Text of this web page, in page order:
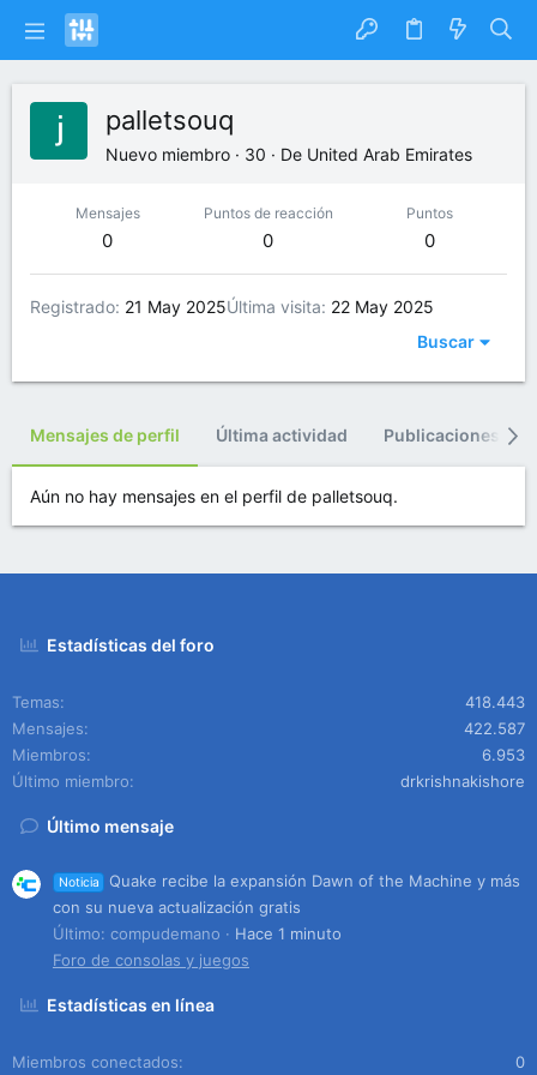
palletsouq
Nuevo miembro · 30 · De United Arab Emirates
Mensajes
0
Puntos de reacción
0
Puntos
0
Registrado 21 May 2025Última visita 22 May 2025
Buscar
Mensajes de perfil Última actividad Publicaciones
Aún no hay mensajes en el perfil de palletsouq.
Estadísticas del foro
Temas
418.443
Mensajes
422.587
Miembros
6.953
Último miembro
drkrishnakishore
Último mensaje
Noticia
Quake recibe la expansión Dawn of the Machine y más
con su nueva actualización gratis
Último: compudemano
Hace 1 minuto
Foro de consolas y juegos
Estadísticas en línea
Miembros conectados 0